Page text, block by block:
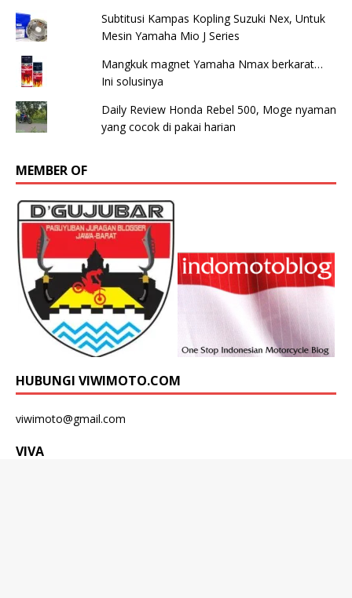
Subtitusi Kampas Kopling Suzuki Nex, Untuk
Mesin Yamaha Mio J Series
Mangkuk magnet Yamaha Nmax berkarat…
Ini solusinya
Daily Review Honda Rebel 500, Moge nyaman
yang cocok di pakai harian
MEMBER OF
HUBUNGI VIWIMOTO.COM
viwimoto@gmail.com
VIVA